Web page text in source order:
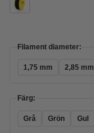
Filament diameter:
1,75 mm 2,85 mm
Färg:
Grå Grön Gul